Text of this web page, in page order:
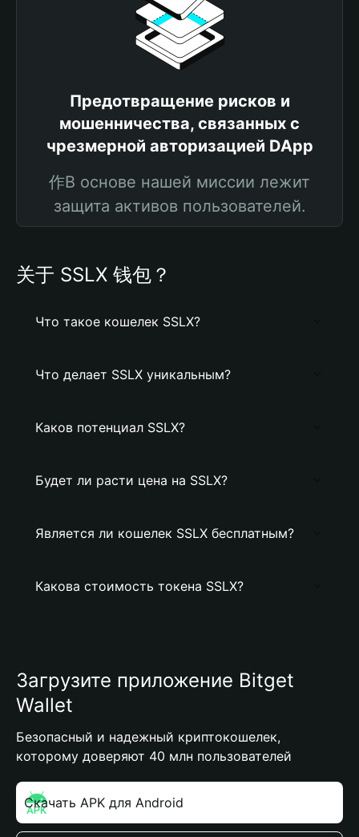
Предотвращение рисков и
мошенничества, связанных с
чрезмерной авторизацией DApp
作В основе нашей миссии лежит
защита активов пользователей.
关于 SSLX 钱包？
Что такое кошелек SSLX?
Что делает SSLX уникальным?
Каков потенциал SSLX?
Будет ли расти цена на SSLX?
Является ли кошелек SSLX бесплатным?
Какова стоимость токена SSLX?
Загрузите приложение Bitget
Wallet
Безопасный и надежный криптокошелек,
которому доверяют 40 млн пользователей
Скачать APK для Android